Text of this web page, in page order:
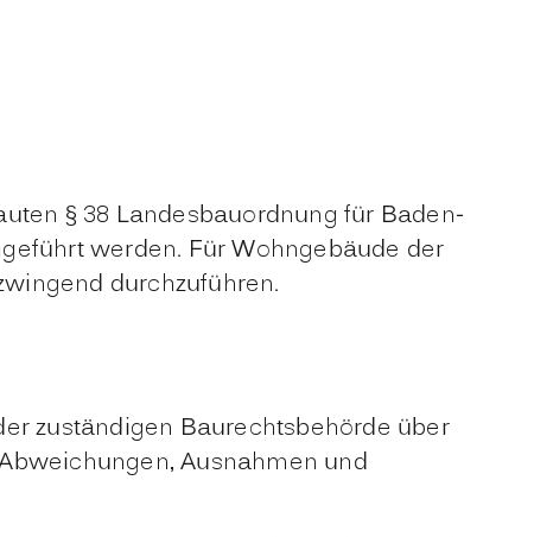
§ 38 Landesbauordnung für Baden-
werden. Für Wohngebäude der
durchzuführen.
zuständigen Baurechtsbehörde über
Ausnahmen und